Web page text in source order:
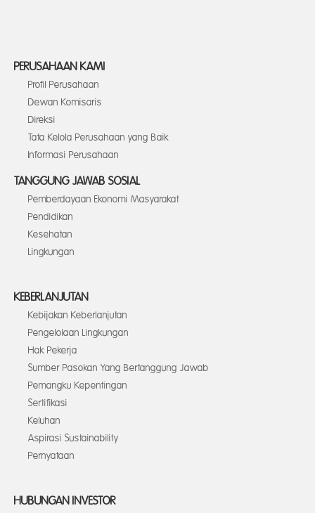
PERUSAHAAN KAMI
Profil Perusahaan
Dewan Komisaris
Direksi
Tata Kelola Perusahaan yang Baik
Informasi Perusahaan
TANGGUNG JAWAB SOSIAL
Pemberdayaan Ekonomi Masyarakat
Pendidikan
Kesehatan
Lingkungan
KEBERLANJUTAN
Kebijakan Keberlanjutan
Pengelolaan Lingkungan
Hak Pekerja
Sumber Pasokan Yang Bertanggung Jawab
Pemangku Kepentingan
Sertifikasi
Keluhan
Aspirasi Sustainability
Pernyataan
HUBUNGAN INVESTOR